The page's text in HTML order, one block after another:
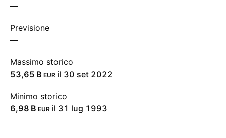
—
Previsione
—
Massimo storico
‪53,65 B‬ EUR il 30 set 2022
Minimo storico
‪6,98 B‬ EUR il 31 lug 1993